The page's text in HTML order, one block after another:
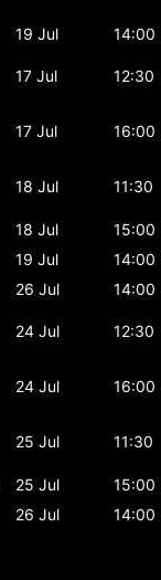
19 Jul
14:00
17 Jul 12:30
17 Jul 16:00
18 Jul 11:30
18 Jul
15:00
19 Jul
14:00
26 Jul
14:00
24 Jul 12:30
24 Jul 16:00
25 Jul 11:30
25 Jul
15:00
26 Jul
14:00